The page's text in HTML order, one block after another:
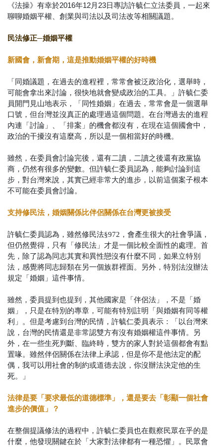
《法操》有幸於2016年12月23日專訪許毓仁立法委員，一起來
聊聊婚姻平權、創業與司法以及司法改等相關議題。
民法修正─婚姻平權
新國會，新會期，這是推動婚姻平權的好時機
「同婚議題，在過去的進程裡，常常會被泛政治化，選舉時，
可能會拿出來討論，很快地就會變成政治的工具。」許毓仁委
員開門見山地表示，「同性婚姻」在過去，常常會是一個選舉
口號，但台灣並沒真正的處理過這個問題。在台灣過去的進程
內連「討論」、「排案」的機會都沒有，在現在這個國會中，
政治的干擾沒有這麼高，所以是一個相當好的時機。
雖然，在委員會討論完後，還有二讀，二讀之後還有政黨協
商，仍然有很多的變數。但許毓仁委員認為，能夠討論到這
步，對台灣來說，其實已經非常大的進步，以前這個案子根本
不可能在委員會討論。
支持修民法，婚姻關係比伴侶關係在台灣更被接受
許毓仁委員認為，雖然修民法§972，會產生很大的社會爭議，
但仍然覺得，只有「修民法」才是一個比較全面性的處理。首
先，除了認為同志其實和異性戀沒有什麼不同，如果立特別
法，感覺將同志歸類在另一個族群裡面。另外，特別法沒辦法
規定「婚姻」這件事情。
雖然，委員提到也提到，其他國家是「伴侶法」，不是「婚
姻」，只是在特別的專章，可能有特別註明「與婚姻有同等權
利」。但是考慮到台灣的民情，許毓仁委員表示：「以台灣來
說，台灣的民情還是非常認雙方有沒有婚姻權這件事情。另
外，在一些生死判斷、臨終時，雙方的家人對於這個都會有點
置喙。雖然伴侶關係在法律上承認，但是你不是他法定的配
偶，我可以用社會的制約或道德去說，你沒辦法決定他的生
死。」
法律是要「要求最低的道德標準」，還是要去「彰顯一個社會
進步的價值」？
在整個提議修法的過程中，許毓仁委員也在觀察民眾在乎的是
什麼，他發現關鍵在於「大家對法律都有一種恐懼」。民眾會